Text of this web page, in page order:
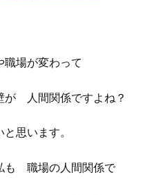
場が変わって
人間関係ですよね？
思います。
も 職場の人間関係で